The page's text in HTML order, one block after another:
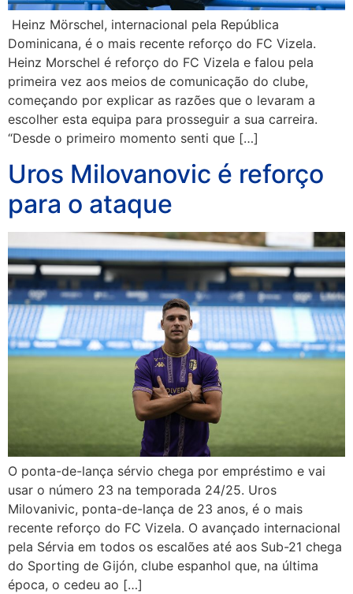
Heinz Mörschel, internacional pela República
Dominicana, é o mais recente reforço do FC Vizela.
Heinz Morschel é reforço do FC Vizela e falou pela
primeira vez aos meios de comunicação do clube,
começando por explicar as razões que o levaram a
escolher esta equipa para prosseguir a sua carreira.
“Desde o primeiro momento senti que […]
Uros Milovanovic é reforço
para o ataque
O ponta-de-lança sérvio chega por empréstimo e vai
usar o número 23 na temporada 24/25. Uros
Milovanivic, ponta-de-lança de 23 anos, é o mais
recente reforço do FC Vizela. O avançado internacional
pela Sérvia em todos os escalões até aos Sub-21 chega
do Sporting de Gijón, clube espanhol que, na última
época, o cedeu ao […]